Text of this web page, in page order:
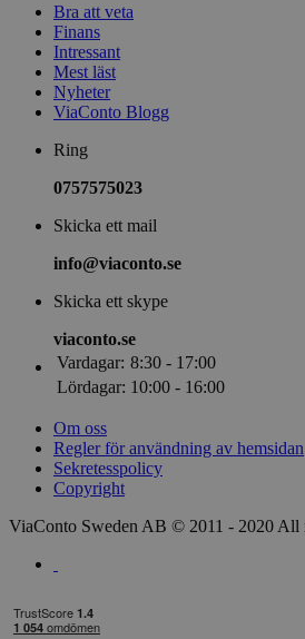
Bra att veta
Finans
Intressant
Mest läst
Nyheter
ViaConto Blogg
Ring
0757575023
Skicka ett mail
info@viaconto.se
Skicka ett skype
viaconto.se
Vardagar: 8:30 - 17:00
Lördagar: 10:00 - 16:00
Om oss
Regler för användning av hemsidan
Sekretesspolicy
Copyright
ViaConto Sweden AB © 2011 - 2020 All